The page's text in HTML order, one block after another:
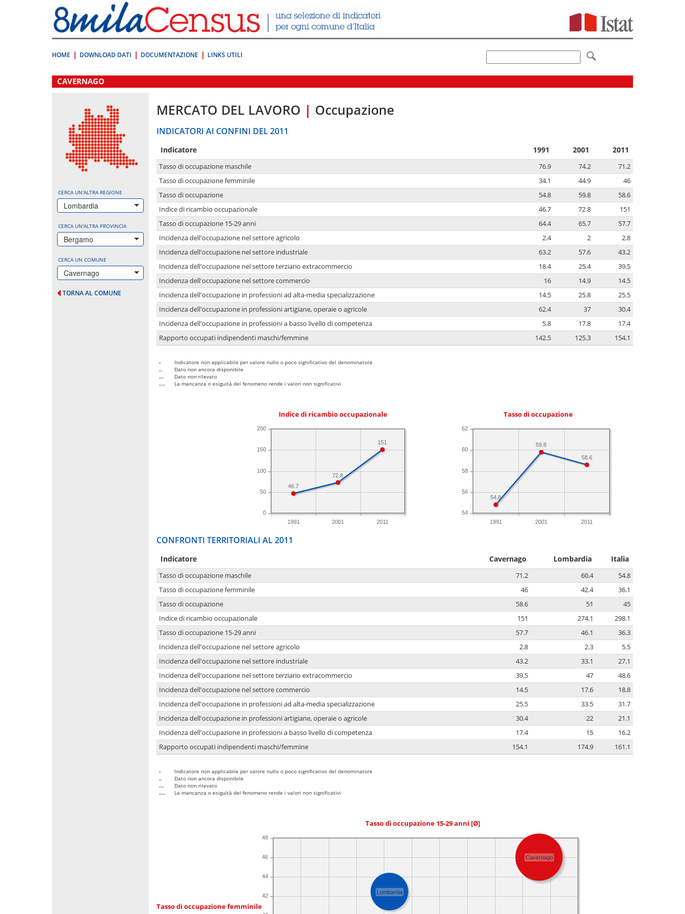
direttamente
a:
Contenuto
HOME DOWNLOAD DATI DOCUMENTAZIONE LINKS UTILI
.
CAVERNAGO
CERCA UN'ALTRA REGIONE
Lombardia
CERCA UN'ALTRA PROVINCIA
Bergamo
CERCA UN COMUNE
Cavernago
TORNA AL COMUNE
MERCATO DEL LAVORO | Occupazione
INDICATORI AI CONFINI DEL 2011
Indicatore 1991 2001 2011
Tasso di occupazione maschile 76.9 74.2
71.2
Tasso di occupazione femminile
34.1 44.9
46
Tasso di occupazione
54.8 59.8
58.6
Indice di ricambio occupazionale
46.7 72.8
151
Tasso di occupazione 15-29 anni
64.4 65.7
57.7
Incidenza dell'occupazione nel settore agricolo
2.4 2
2.8
Incidenza dell'occupazione nel settore industriale
63.2 57.6
43.2
Incidenza dell'occupazione nel settore terziario extracommercio
18.4 25.4
39.5
Incidenza dell'occupazione nel settore commercio
16 14.9
14.5
Incidenza dell'occupazione in professioni ad alta-media specializzazione
14.5 25.8
25.5
Incidenza dell'occupazione in professioni artigiane, operaie o agricole
62.4 37
30.4
Incidenza dell'occupazione in professioni a basso livello di competenza
5.8 17.8
17.4
Rapporto occupati indipendenti maschi/femmine
142.5 125.3 154.1
-
Indicatore non applicabile per valore nullo o poco significativo del denominatore
..
Dato non ancora disponibile
...
Dato non rilevato
....
La mancanza o esiguità del fenomeno rende i valori non significativi
Indice di ricambio occupazionale
1991 2001 2011
0
50
100
150
200
151
72.8
46.7
Tasso di occupazione
1991 2001 2011
54
56
58
60
62
58.6
59.8
54.8
CONFRONTI TERRITORIALI AL 2011
Indicatore Cavernago Lombardia Italia
Tasso di occupazione maschile 71.2 60.4
54.8
Tasso di occupazione femminile
46 42.4
36.1
Tasso di occupazione
58.6 51
45
Indice di ricambio occupazionale
151 274.1
298.1
Tasso di occupazione 15-29 anni
57.7 46.1
36.3
Incidenza dell'occupazione nel settore agricolo
2.8 2.3
5.5
Incidenza dell'occupazione nel settore industriale
43.2 33.1
27.1
Incidenza dell'occupazione nel settore terziario extracommercio
39.5 47
48.6
Incidenza dell'occupazione nel settore commercio
14.5 17.6
18.8
Incidenza dell'occupazione in professioni ad alta-media specializzazione
25.5 33.5
31.7
Incidenza dell'occupazione in professioni artigiane, operaie o agricole
30.4 22
21.1
Incidenza dell'occupazione in professioni a basso livello di competenza
17.4 15
16.2
Rapporto occupati indipendenti maschi/femmine
154.1 174.9 161.1
-
Indicatore non applicabile per valore nullo o poco significativo del denominatore
..
Dato non ancora disponibile
...
Dato non rilevato
....
La mancanza o esiguità del fenomeno rende i valori non significativi
Tasso di occupazione 15-29 anni [Ø]
Tasso di occupazione femminile
42
44
46
48
Cavernago
Lombardia